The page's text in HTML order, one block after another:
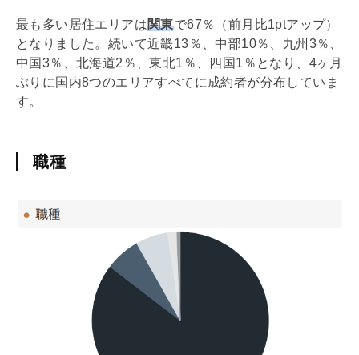
最も多い居住エリアは関東で67％（前月比1ptアップ）
となりました。続いて近畿13％、中部10％、九州3％、
中国3％、北海道2％、東北1％、四国1％となり、4ヶ月
ぶりに国内8つのエリアすべてに成約者が分布していま
す。
職種